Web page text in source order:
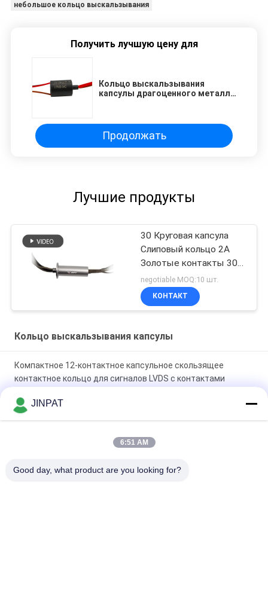
небольшое кольцо выскальзывания
Получить лучшую цену для
Кольцо выскальзывания
капсулы драгоценного металла
Продолжать
Лучшие продукты
30 Круговая капсула
Слиповый кольцо 2А
Золотые контакты 300
оборотов в минуту
negotiable MOQ:10 шт.
КОНТАКТ
Кольцо выскальзывания капсулы
Компактное 12-контактное капсульное скользящее
контактное кольцо для сигналов LVDS с контактами
18-контактное капсульное кольцо скольжения 250 об/мин
манипуляторов и биохимических анализаторов
Миниатюрные кольца с подвижными кольцами 6
JINPAT
6:51 AM
Good day, what product are you looking for?